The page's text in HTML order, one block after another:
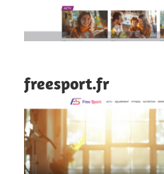
freesport.fr